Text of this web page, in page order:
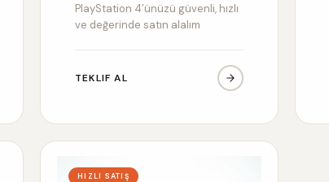
PlayStation 4’ünüzü güvenli, hızlı
ve değerinde satın alalım
TEKLIF AL
HIZLI SATIŞ